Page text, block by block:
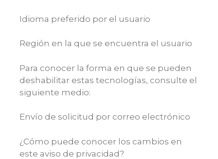
Idioma preferido por el usuario
Región en la que se encuentra el usuario
Para conocer la forma en que se pueden
deshabilitar estas tecnologías, consulte el
siguiente medio:
Envío de solicitud por correo electrónico
¿Cómo puede conocer los cambios en
este aviso de privacidad?